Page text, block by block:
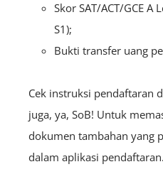
Skor SAT/ACT/GCE
S1);
Bukti transfer uang
Cek instruksi pendaftaran
juga, ya, SoB! Untuk
dokumen tambahan yang
dalam aplikasi pendaftaran.